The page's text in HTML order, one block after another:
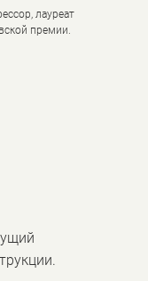
лауреат
премии.